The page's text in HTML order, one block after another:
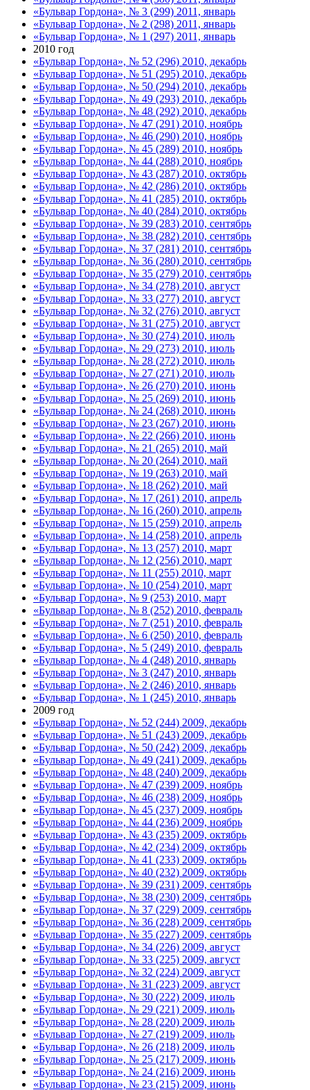
«Бульвар Гордона», № 3 (299) 2011, январь
«Бульвар Гордона», № 2 (298) 2011, январь
«Бульвар Гордона», № 1 (297) 2011, январь
2010 год
«Бульвар Гордона», № 52 (296) 2010, декабрь
«Бульвар Гордона», № 51 (295) 2010, декабрь
«Бульвар Гордона», № 50 (294) 2010, декабрь
«Бульвар Гордона», № 49 (293) 2010, декабрь
«Бульвар Гордона», № 48 (292) 2010, декабрь
«Бульвар Гордона», № 47 (291) 2010, ноябрь
«Бульвар Гордона», № 46 (290) 2010, ноябрь
«Бульвар Гордона», № 45 (289) 2010, ноябрь
«Бульвар Гордона», № 44 (288) 2010, ноябрь
«Бульвар Гордона», № 43 (287) 2010, октябрь
«Бульвар Гордона», № 42 (286) 2010, октябрь
«Бульвар Гордона», № 41 (285) 2010, октябрь
«Бульвар Гордона», № 40 (284) 2010, октябрь
«Бульвар Гордона», № 39 (283) 2010, сентябрь
«Бульвар Гордона», № 38 (282) 2010, сентябрь
«Бульвар Гордона», № 37 (281) 2010, сентябрь
«Бульвар Гордона», № 36 (280) 2010, сентябрь
«Бульвар Гордона», № 35 (279) 2010, сентябрь
«Бульвар Гордона», № 34 (278) 2010, август
«Бульвар Гордона», № 33 (277) 2010, август
«Бульвар Гордона», № 32 (276) 2010, август
«Бульвар Гордона», № 31 (275) 2010, август
«Бульвар Гордона», № 30 (274) 2010, июль
«Бульвар Гордона», № 29 (273) 2010, июль
«Бульвар Гордона», № 28 (272) 2010, июль
«Бульвар Гордона», № 27 (271) 2010, июль
«Бульвар Гордона», № 26 (270) 2010, июнь
«Бульвар Гордона», № 25 (269) 2010, июнь
«Бульвар Гордона», № 24 (268) 2010, июнь
«Бульвар Гордона», № 23 (267) 2010, июнь
«Бульвар Гордона», № 22 (266) 2010, июнь
«Бульвар Гордона», № 21 (265) 2010, май
«Бульвар Гордона», № 20 (264) 2010, май
«Бульвар Гордона», № 19 (263) 2010, май
«Бульвар Гордона», № 18 (262) 2010, май
«Бульвар Гордона», № 17 (261) 2010, апрель
«Бульвар Гордона», № 16 (260) 2010, апрель
«Бульвар Гордона», № 15 (259) 2010, апрель
«Бульвар Гордона», № 14 (258) 2010, апрель
«Бульвар Гордона», № 13 (257) 2010, март
«Бульвар Гордона», № 12 (256) 2010, март
«Бульвар Гордона», № 11 (255) 2010, март
«Бульвар Гордона», № 10 (254) 2010, март
«Бульвар Гордона», № 9 (253) 2010, март
«Бульвар Гордона», № 8 (252) 2010, февраль
«Бульвар Гордона», № 7 (251) 2010, февраль
«Бульвар Гордона», № 6 (250) 2010, февраль
«Бульвар Гордона», № 5 (249) 2010, февраль
«Бульвар Гордона», № 4 (248) 2010, январь
«Бульвар Гордона», № 3 (247) 2010, январь
«Бульвар Гордона», № 2 (246) 2010, январь
«Бульвар Гордона», № 1 (245) 2010, январь
2009 год
«Бульвар Гордона», № 52 (244) 2009, декабрь
«Бульвар Гордона», № 51 (243) 2009, декабрь
«Бульвар Гордона», № 50 (242) 2009, декабрь
«Бульвар Гордона», № 49 (241) 2009, декабрь
«Бульвар Гордона», № 48 (240) 2009, декабрь
«Бульвар Гордона», № 47 (239) 2009, ноябрь
«Бульвар Гордона», № 46 (238) 2009, ноябрь
«Бульвар Гордона», № 45 (237) 2009, ноябрь
«Бульвар Гордона», № 44 (236) 2009, ноябрь
«Бульвар Гордона», № 43 (235) 2009, октябрь
«Бульвар Гордона», № 42 (234) 2009, октябрь
«Бульвар Гордона», № 41 (233) 2009, октябрь
«Бульвар Гордона», № 40 (232) 2009, октябрь
«Бульвар Гордона», № 39 (231) 2009, сентябрь
«Бульвар Гордона», № 38 (230) 2009, сентябрь
«Бульвар Гордона», № 37 (229) 2009, сентябрь
«Бульвар Гордона», № 36 (228) 2009, сентябрь
«Бульвар Гордона», № 35 (227) 2009, сентябрь
«Бульвар Гордона», № 34 (226) 2009, август
«Бульвар Гордона», № 33 (225) 2009, август
«Бульвар Гордона», № 32 (224) 2009, август
«Бульвар Гордона», № 31 (223) 2009, август
«Бульвар Гордона», № 30 (222) 2009, июль
«Бульвар Гордона», № 29 (221) 2009, июль
«Бульвар Гордона», № 28 (220) 2009, июль
«Бульвар Гордона», № 27 (219) 2009, июль
«Бульвар Гордона», № 26 (218) 2009, июль
«Бульвар Гордона», № 25 (217) 2009, июнь
«Бульвар Гордона», № 24 (216) 2009, июнь
«Бульвар Гордона», № 23 (215) 2009, июнь